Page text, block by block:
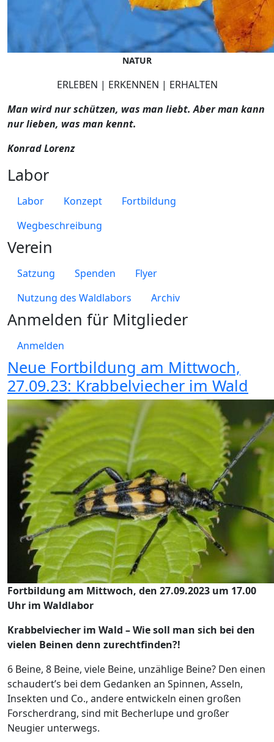
Neue Fortbildung am Mittwoch,
27.09.23: Krabbelviecher im Wald
Fortbildung am Mittwoch, den 27.09.2023 um 17.00
Uhr im Waldlabor
Krabbelviecher im Wald – Wie soll man sich bei den
vielen Beinen denn zurechtfinden?!
6 Beine, 8 Beine, viele Beine, unzählige Beine? Den einen
schaudert’s bei dem Gedanken an Spinnen, Asseln,
Insekten und Co., andere entwickeln einen großen
Forscherdrang, sind mit Becherlupe und großer
Neugier unterwegs.
NATUR
ERLEBEN | ERKENNEN | ERHALTEN
Man wird nur schützen, was man liebt. Aber man kann
nur lieben, was man kennt.
Konrad Lorenz
Labor
Labor Konzept
Fortbildung
Wegbeschreibung
Verein
Satzung Spenden
Flyer
Nutzung des Waldlabors
Archiv
Anmelden für Mitglieder
Anmelden